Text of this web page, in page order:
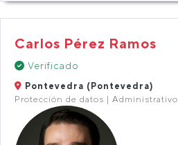
Carlos Pérez Ramos
Verificado
Pontevedra (Pontevedra)
Protección de datos | Administrativo